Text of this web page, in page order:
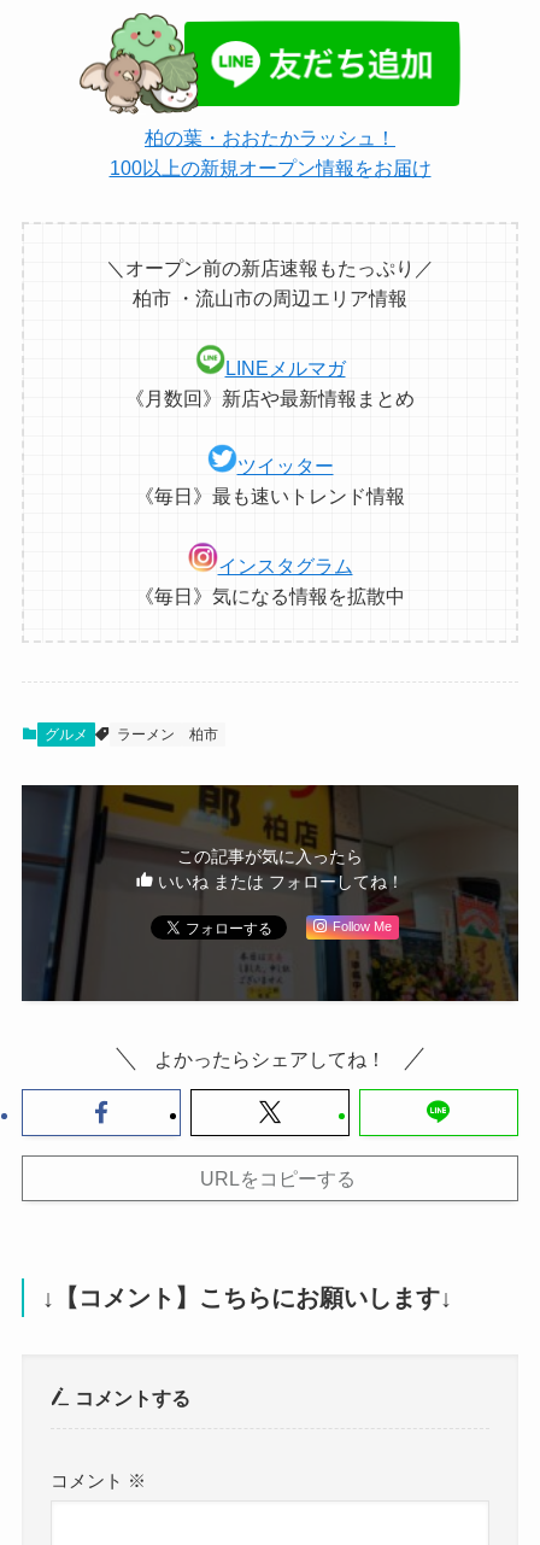
柏の葉・おおたかラッシュ！
100以上の新規オープン情報をお届け
＼オープン前の新店速報もたっぷり／
柏市 ・流山市の周辺エリア情報
LINEメルマガ
《月数回》新店や最新情報まとめ
ツイッター
《毎日》最も速いトレンド情報
インスタグラム
《毎日》気になる情報を拡散中
グルメ ラーメン 柏市
この記事が気に入ったら
いいね または フォローしてね！
Follow Me
よかったらシェアしてね！
URLをコピーする
↓【コメント】こちらにお願いします↓
コメントする
コメント ※